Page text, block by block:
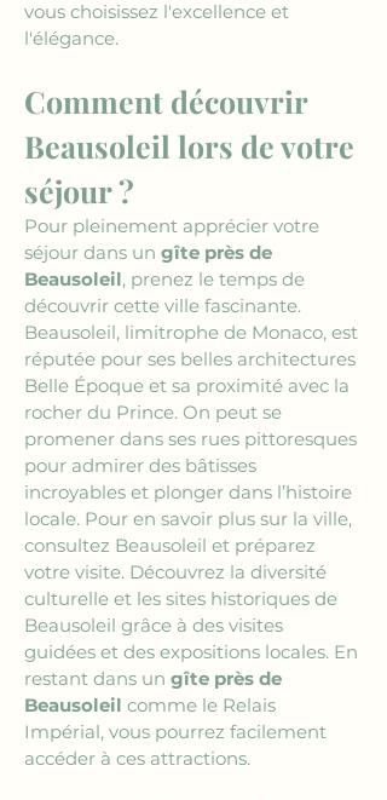
vous choisissez l'excellence et
l'élégance.
Comment découvrir
Beausoleil lors de votre
séjour ?
Pour pleinement apprécier votre
séjour dans un gîte près de
Beausoleil, prenez le temps de
découvrir cette ville fascinante.
Beausoleil, limitrophe de Monaco, est
réputée pour ses belles architectures
Belle Époque et sa proximité avec la
rocher du Prince. On peut se
promener dans ses rues pittoresques
pour admirer des bâtisses
incroyables et plonger dans l’histoire
locale. Pour en savoir plus sur la ville,
consultez Beausoleil et préparez
votre visite. Découvrez la diversité
culturelle et les sites historiques de
Beausoleil grâce à des visites
guidées et des expositions locales. En
restant dans un gîte près de
Beausoleil comme le Relais
Impérial, vous pourrez facilement
accéder à ces attractions.